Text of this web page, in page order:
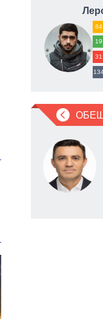
84
19
31